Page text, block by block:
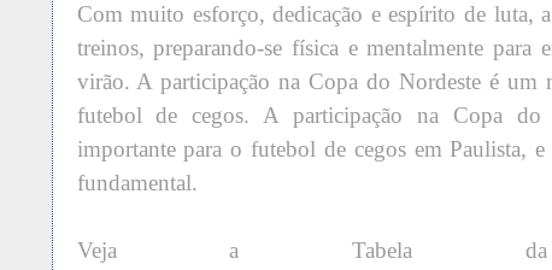
Com muito esforço, dedicação e espírito de luta,
treinos, preparando-se física e mentalmente para
virão. A participação na Copa do Nordeste é um
futebol de cegos. A participação na Copa do
importante para o futebol de cegos em Paulista,
fundamental.
Veja a Tabela da